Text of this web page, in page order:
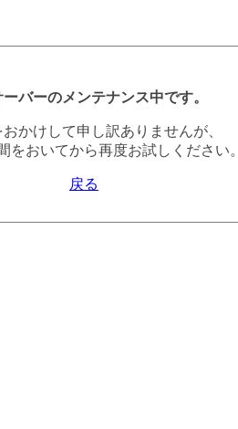
バーのメンテナンス中です。
かけして申し訳ありませんが、
をおいてから再度お試しください。
戻る